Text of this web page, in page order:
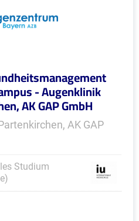
- Augenklinik
AK GAP GmbH
AK GAP
Studium